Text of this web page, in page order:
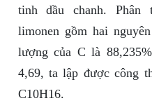
tinh dầu chanh.
limonen gồm hai
lượng của C là
4,69, ta lập được công
C10H16.